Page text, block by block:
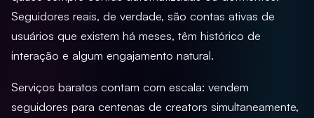
Seguidores reais, de verdade, são contas ativas de
usuários que existem há meses, têm histórico de
interação e algum engajamento natural.
Serviços baratos contam com escala: vendem
seguidores para centenas de creators simultaneamente,